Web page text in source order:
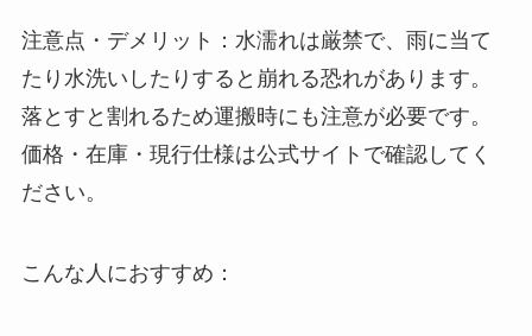
注意点・デメリット：水濡れは厳禁で、雨に当て
たり水洗いしたりすると崩れる恐れがあります。
落とすと割れるため運搬時にも注意が必要です。
価格・在庫・現行仕様は公式サイトで確認してく
ださい。
こんな人におすすめ：